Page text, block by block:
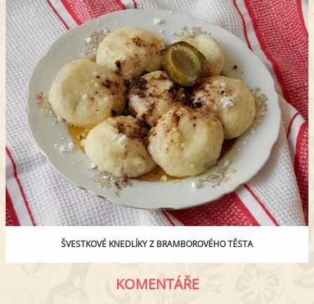
ŠVESTKOVÉ KNEDLÍKY Z BRAMBOROVÉHO TĚSTA
KOMENTÁŘE